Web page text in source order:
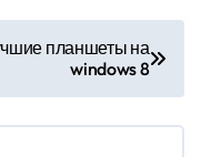
планшеты на
windows 8